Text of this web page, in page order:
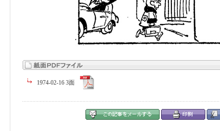
1974-02-16 3面